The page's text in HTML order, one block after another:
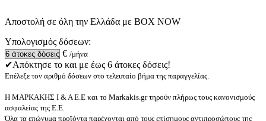
Αποστολή σε όλη την Ελλάδα με BOX NOW
Υπολογισμός δόσεων:
€ /μήνα
✔Απόκτησε το και με έως 6 άτοκες δόσεις!
Επέλεξε τον αριθμό δόσεων στο τελευταίο βήμα της παραγγελίας.
Η ΜΑΡΚΑΚΗΣ Ι & Α Ε.Ε και το Markakis.gr τηρούν πλήρως τους κανονισμούς
ασφαλείας της Ε.Ε.
Όλα τα επώνυμα προϊόντα παρέχονται από τους επίσημους αντιπροσώπους της